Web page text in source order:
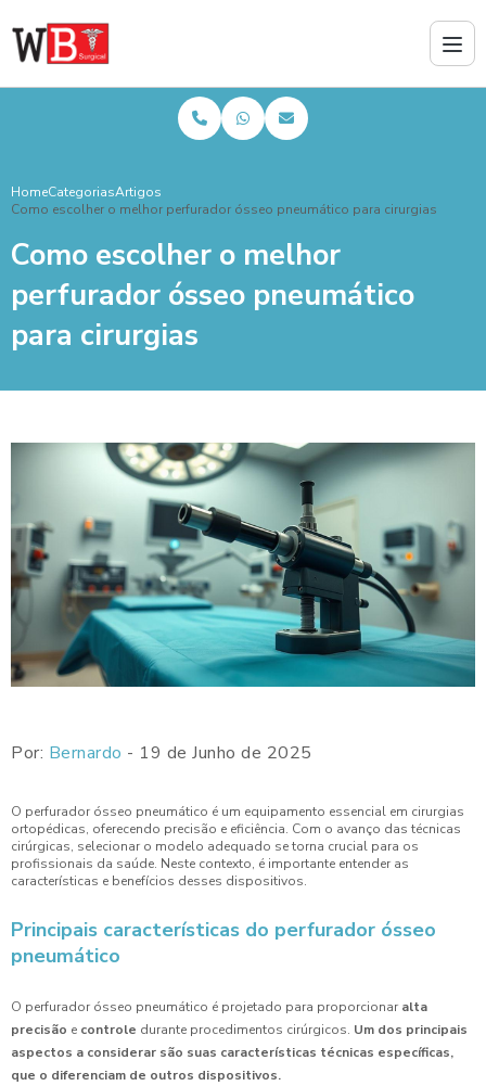
HomeCategoriasArtigos
Como escolher o melhor perfurador ósseo pneumático para cirurgias
Como escolher o melhor
perfurador ósseo pneumático
para cirurgias
Por: Bernardo - 19 de Junho de 2025
O perfurador ósseo pneumático é um equipamento essencial em cirurgias
ortopédicas, oferecendo precisão e eficiência. Com o avanço das técnicas
cirúrgicas, selecionar o modelo adequado se torna crucial para os
profissionais da saúde. Neste contexto, é importante entender as
características e benefícios desses dispositivos.
Principais características do perfurador ósseo
pneumático
O perfurador ósseo pneumático é projetado para proporcionar alta
precisão e controle durante procedimentos cirúrgicos. Um dos principais
aspectos a considerar são suas características técnicas específicas,
que o diferenciam de outros dispositivos.